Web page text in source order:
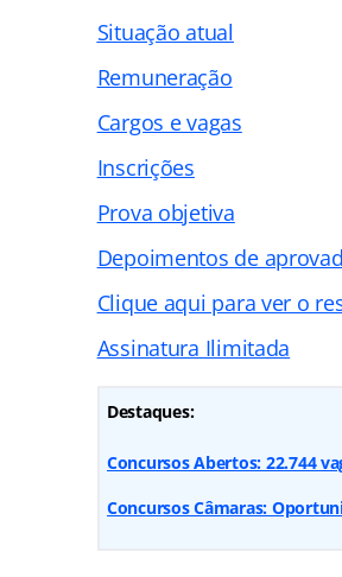
Situação atual
Remuneração
Cargos e vagas
Inscrições
Prova objetiva
Depoimentos de
Clique aqui para ver o
Assinatura Ilimitada
Destaques:
Concursos Abertos: 22.744
Concursos Câmaras: